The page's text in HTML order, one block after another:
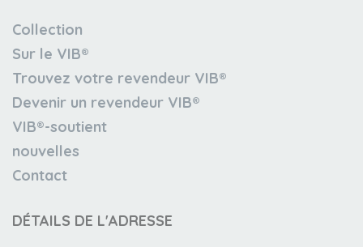
Collection
Sur le VIB®
Trouvez votre revendeur VIB®
Devenir un revendeur VIB®
VIB®-soutient
nouvelles
Contact
DÉTAILS DE L'ADRESSE